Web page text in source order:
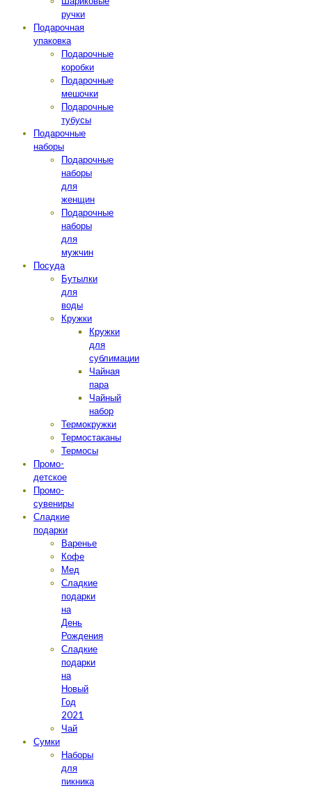
ручки
Подарочная
упаковка
Подарочные
коробки
Подарочные
мешочки
Подарочные
тубусы
Подарочные
наборы
Подарочные
наборы
для
женщин
Подарочные
наборы
для
мужчин
Посуда
Бутылки
для
воды
Кружки
Кружки
для
сублимации
Чайная
пара
Чайный
набор
Термокружки
Термостаканы
Термосы
Промо-
детское
Промо-
сувениры
Сладкие
подарки
Варенье
Кофе
Мед
Сладкие
подарки
на
День
Рождения
Сладкие
подарки
на
Новый
Год
2021
Чай
Сумки
Наборы
для
пикника